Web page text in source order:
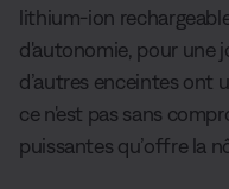
lithium-ion
d'autonomie, pour une
d’autres enceintes ont
ce n'est pas sans
puissantes qu’offre la